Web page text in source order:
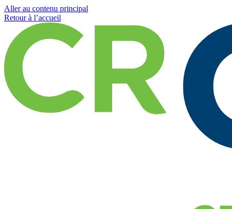
Aller au contenu principal
Retour à l’accueil